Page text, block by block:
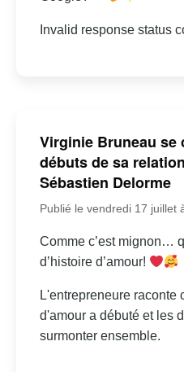
Invalid response status
Virginie Bruneau se
débuts de sa
Sébastien Delorme
Publié le vendredi 17 juillet
Comme c’est mignon…
d’histoire d’amour!
L'entrepreneure raconte
d'amour a débuté et les
surmonter ensemble.